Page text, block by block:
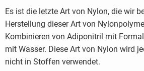
Es ist die letzte Art von Nylon, die wir
Herstellung dieser Art von
Kombinieren von Adiponitril mit
mit Wasser. Diese Art von Nylon wird
nicht in Stoffen verwendet.